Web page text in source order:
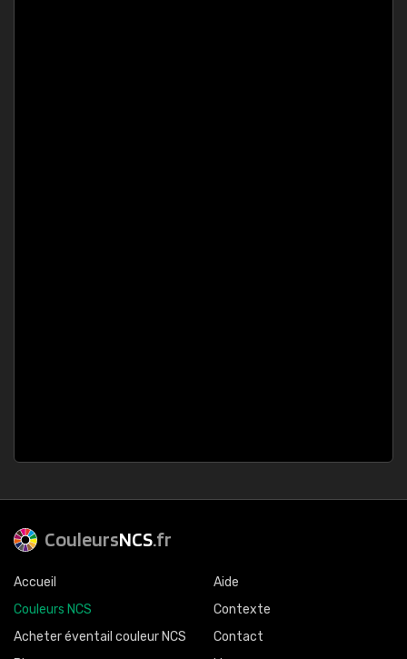
CouleursNCS.fr
Accueil
Couleurs NCS
Acheter éventail couleur NCS
Aide
Contexte
Contact